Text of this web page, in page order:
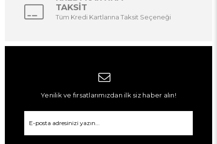
TAKSİT
Tüm Kredi Kartlarına Taksit Seçeneği
Yenilik ve fırsatlarımızdan ilk siz haber alın!